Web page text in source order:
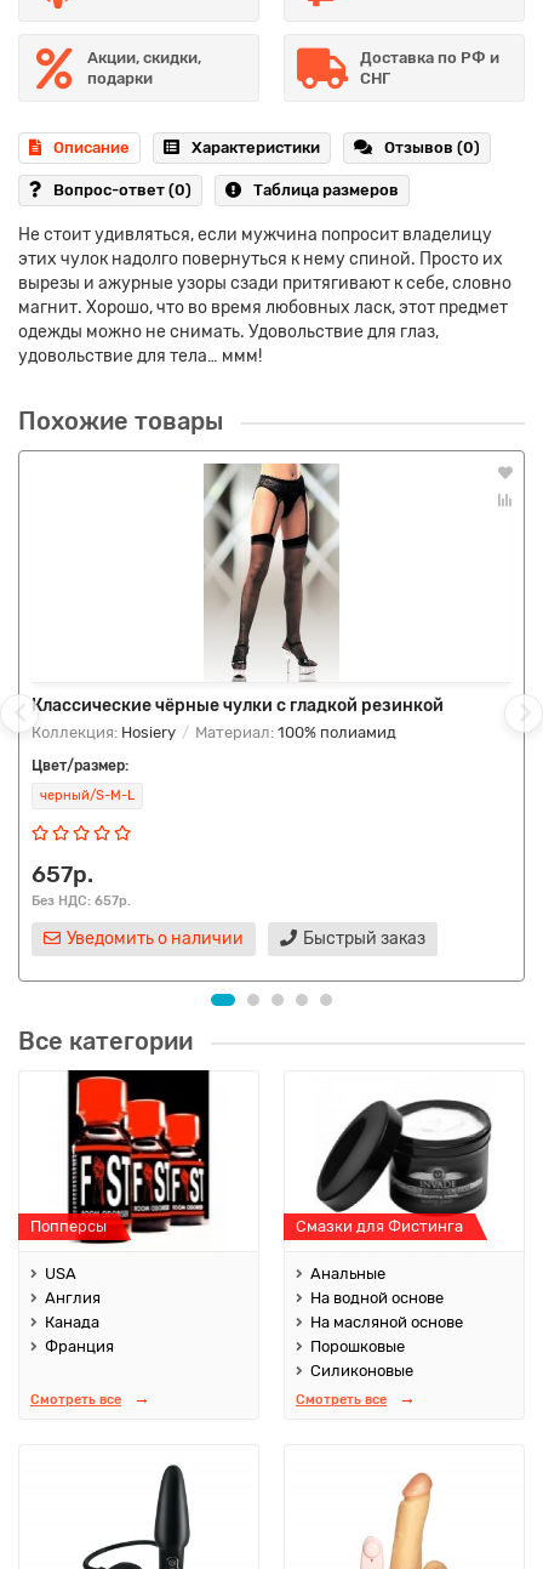
Акции, скидки,
подарки
Доставка по РФ и
СНГ
Описание Характеристики Отзывов (0)
Вопрос-ответ (0) Таблица размеров
Не стоит удивляться, если мужчина попросит владелицу
этих чулок надолго повернуться к нему спиной. Просто их
вырезы и ажурные узоры сзади притягивают к себе, словно
магнит. Хорошо, что во время любовных ласк, этот предмет
одежды можно не снимать. Удовольствие для глаз,
удовольствие для тела… ммм!
Похожие товары
Классические чёрные чулки с гладкой резинкой
Коллекция: Hosiery Материал: 100% полиамид
Цвет/размер:
черный/S-M-L
657р.
Без НДС: 657р.
Уведомить о наличии Быстрый заказ
Все категории
Попперсы
USA
Англия
Канада
Франция
Смотреть все
Смазки для Фистинга
Анальные
На водной основе
На масляной основе
Порошковые
Силиконовые
Смотреть все